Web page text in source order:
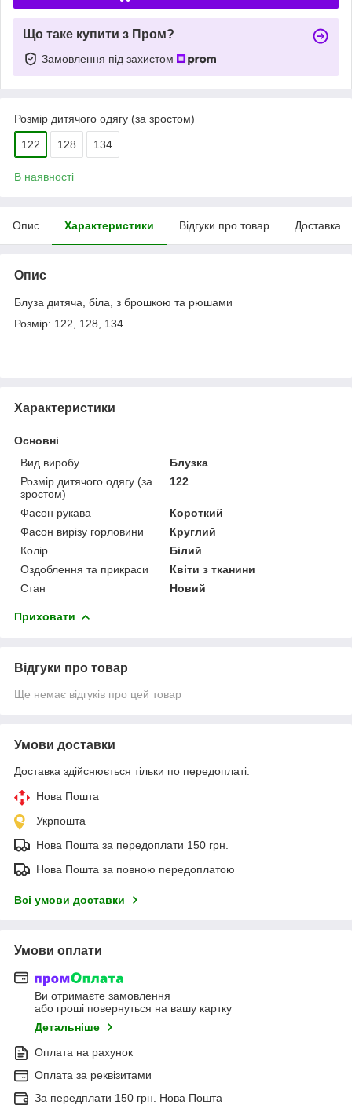
Що таке купити з Пром?
Замовлення під захистом
Розмір дитячого одягу (за зростом)
122 128 134
В наявності
Опис Характеристики Відгуки про товар Доставка
Опис
Блуза дитяча, біла, з брошкою та рюшами
Розмір: 122, 128, 134
Характеристики
Основні
Вид виробу
Блузка
Розмір дитячого одягу (за
зростом)
122
Фасон рукава
Короткий
Фасон вирізу горловини
Круглий
Колір
Білий
Оздоблення та прикраси
Квіти з тканини
Стан
Новий
Приховати
Відгуки про товар
Ще немає відгуків про цей товар
Умови доставки
Доставка здійснюється тільки по передоплаті.
Нова Пошта
Укрпошта
Нова Пошта за передоплати 150 грн.
Нова Пошта за повною передоплатою
Всі умови доставки
Умови оплати
Ви отримаєте замовлення
або гроші повернуться на вашу картку
Детальніше
Оплата на рахунок
Оплата за реквізитами
За передплати 150 грн. Нова Пошта